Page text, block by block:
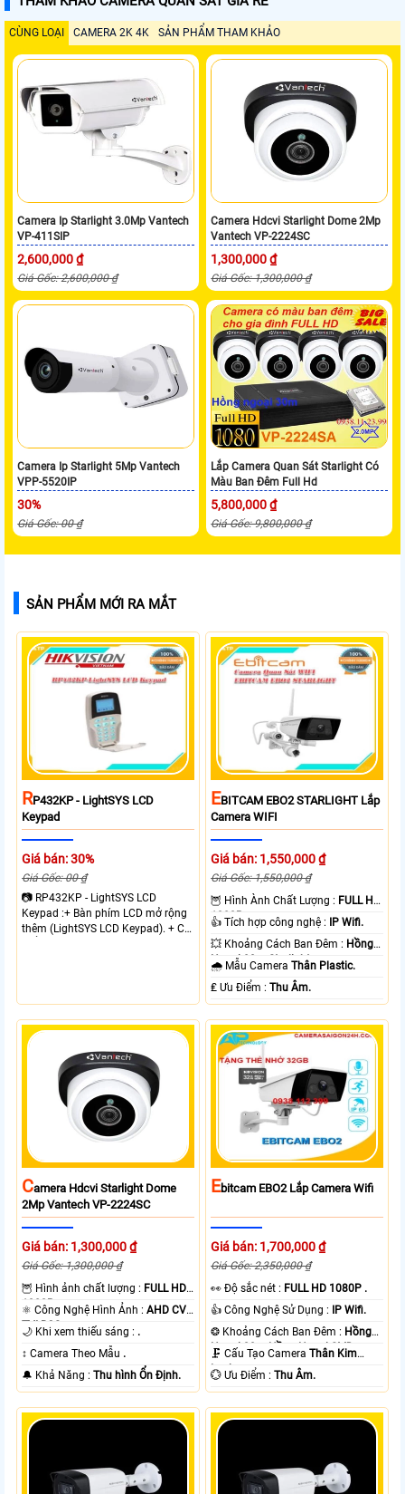
CÙNG LOẠI CAMERA 2K 4K SẢN PHẨM THAM KHẢO
Camera Ip Starlight 3.0Mp Vantech
VP-411SIP
2,600,000 ₫
Giá Gốc: 2,600,000 ₫
Camera Hdcvi Starlight Dome 2Mp
Vantech VP-2224SC
1,300,000 ₫
Giá Gốc: 1,300,000 ₫
Camera Ip Starlight 5Mp Vantech
VPP-5520IP
30%
Giá Gốc: 00 ₫
Lắp Camera Quan Sát Starlight Có
Màu Ban Đêm Full Hd
5,800,000 ₫
Giá Gốc: 9,800,000 ₫
SẢN PHẨM MỚI RA MẮT
RP432KP - LightSYS LCD
Keypad
Giá bán: 30%
Giá Gốc: 00 ₫
📷 RP432KP - LightSYS LCD
Keypad :+ Bàn phím LCD mở rộng
thêm (LightSYS LCD Keypad). + Có
EBITCAM EBO2 STARLIGHT Lắp
Camera WIFI
Giá bán: 1,550,000 ₫
Giá Gốc: 1,550,000 ₫
🦉 Hình Ành Chất Lượng : FULL HD
1080P .
👍 Tích hợp công nghệ :
IP Wifi.
💥 Khoảng Cách Ban Đêm : Hồng
Ngoại 80m Starlight.
🌧️ Mẫu CameraThân Plastic.
️₤ Ưu Điểm :Thu Âm.
CAmera Hdcvi Starlight Dome
2Mp Vantech VP-2224SC
Giá bán: 1,300,000 ₫
Giá Gốc: 1,300,000 ₫
🦉 Hình ảnh chất lượng : FULL HD
1080P .
⚛️ Công Nghệ Hình Ảnh :AHD CVI
TVI BCS.
🌙 Khi xem thiếu sáng : .
↕️ Camera Theo Mẫu .
️🔔 Khả Năng :Thu hình Ổn Định.
EBitcam EBO2 Lắp Camera Wifi
Giá bán: 1,700,000 ₫
Giá Gốc: 2,350,000 ₫
️👀 Độ sắc nét : FULL HD 1080P .
👍 Công Nghệ Sử Dụng : IP Wifi.
❂ Khoảng Cách Ban Đêm : Hồng
Ngoại 20m Hồng Ngoại SMD.
🗜️ Cấu Tạo CameraThân Kim
Loại.
️💮 Ưu Điểm :Thu Âm.